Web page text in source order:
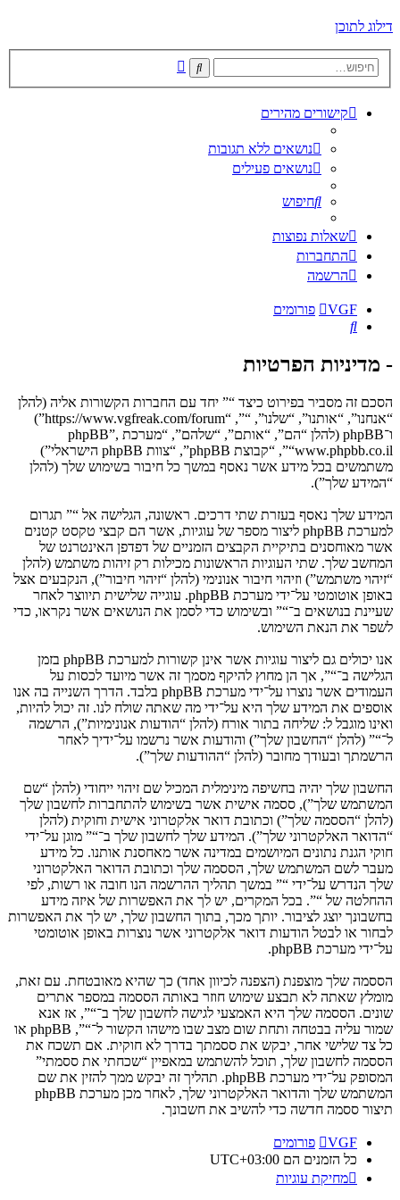
דילוג לתוכן
חיפוש
קישורים מהירים
נושאים ללא תגובות
נושאים פעילים
חיפוש
שאלות נפוצות
התחברות
הרשמה
VGF
פורומים
חיפוש
- מדיניות הפרטיות
הסכם זה מסביר בפירוט כיצד “” יחד עם החברות הקשורות אליה (להלן
“אנחנו”, “אותנו”, “שלנו”, “”, “https://www.vgfreak.com/forum”)
ו־phpBB (להלן “הם”, “אותם”, “שלהם”, “מערכת phpBB”,
“www.phpbb.co.il”, “קבוצת phpBB”, “צוות phpBB הישראלי”)
משתמשים בכל מידע אשר נאסף במשך כל חיבור בשימוש שלך (להלן
“המידע שלך”).
המידע שלך נאסף בעזרת שתי דרכים. ראשונה, הגלישה אל “” תגרום
למערכת phpBB ליצור מספר של עוגיות, אשר הם קבצי טקסט קטנים
אשר מאוחסנים בתיקיית הקבצים הזמניים של דפדפן האינטרנט של
המחשב שלך. שתי העוגיות הראשונות מכילות רק זיהות משתמש (להלן
“זיהוי משתמש”) וזיהוי חיבור אנונימי (להלן “זיהוי חיבור”), הנקבעים אצל
באופן אוטומטי על־ידי מערכת phpBB. עוגייה שלישית תיווצר לאחר
שעיינת בנושאים ב־“” ובשימוש כדי לסמן את הנושאים אשר נקראו, כדי
לשפר את הנאת השימוש.
אנו יכולים גם ליצור עוגיות אשר אינן קשורות למערכת phpBB בזמן
הגלישה ב־“”, אך הן מחוץ להיקף מסמך זה אשר מיועד לכסות על
העמודים אשר נוצרו על־ידי מערכת phpBB בלבד. הדרך השנייה בה אנו
אוספים את המידע שלך היא על־ידי מה שאתה שולח לנו. זה יכול להיות,
ואינו מוגבל ל: שליחה בתור אורח (להלן “הודעות אנונימיות”), הרשמה
ל־“” (להלן “החשבון שלך”) והודעות אשר נרשמו על־ידיך לאחר
הרשמתך ובעודך מחובר (להלן “ההודעות שלך”).
החשבון שלך יהיה בחשיפה מינימלית המכיל שם זיהוי ייחודי (להלן “שם
המשתמש שלך”), ססמה אישית אשר בשימוש להתחברות לחשבון שלך
(להלן “הססמה שלך”) וכתובת דואר אלקטרוני אישית וחוקית (להלן
“הדואר האלקטרוני שלך”). המידע שלך לחשבון שלך ב־“” מוגן על־ידי
חוקי הגנת נתונים המיושמים במדינה אשר מאחסנת אותנו. כל מידע
מעבר לשם המשתמש שלך, הססמה שלך וכתובת הדואר האלקטרוני
שלך הנדרש על־ידי “” במשך תהליך ההרשמה הנו חובה או רשות, לפי
ההחלטה של “”. בכל המקרים, יש לך את האפשרות של איזה מידע
בחשבונך יוצג לציבור. יותך מכך, בתוך החשבון שלך, יש לך את האפשרות
לבחור או לבטל הודעות דואר אלקטרוני אשר נוצרות באופן אוטומטי
על־ידי מערכת phpBB.
הססמה שלך מוצפנת (הצפנה לכיוון אחד) כך שהיא מאובטחת. עם זאת,
מומלץ שאתה לא תבצע שימוש חוזר באותה הססמה במספר אתרים
שונים. הססמה שלך היא האמצעי לגישה לחשבון שלך ב־“”, אז אנא
שמור עליה בבטחה ותחת שום מצב שבו מישהו הקשור ל־“”, phpBB או
כל צד שלישי אחר, יבקש את ססמתך בדרך לא חוקית. אם תשכח את
הססמה לחשבון שלך, תוכל להשתמש במאפיין “שכחתי את ססמתי”
המסופק על־ידי מערכת phpBB. תהליך זה יבקש ממך להזין את שם
המשתמש שלך והדואר האלקטרוני שלך, לאחר מכן מערכת phpBB
תיצור ססמה חדשה כדי להשיב את חשבונך.
VGF
פורומים
כל הזמנים הם UTC+03:00
מחיקת עוגיות